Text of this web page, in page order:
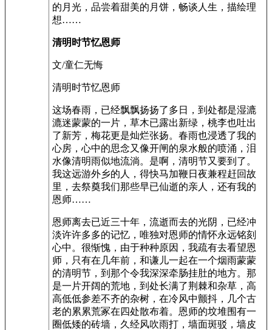
的月光，品尝着甜美的月饼，畅谈人生，描绘理
想……
清明时节忆恩师
文/童仁无悔
清明时节忆恩师
这场春雨，已经飘飘扬扬了多日，到处都是湿漉
漉迷蒙蒙的一片，草木已露出新绿，桃李也吐出
了新芳，梅花更是灿烂张扬。春雨也浸透了我的
心房，心中的思念又像开闸的泉水般的喷涌，泪
水像清明雨似地流淌。是啊，清明节又要到了。
我这远游外乡的人，得快马加鞭日夜兼程赶回故
里，去祭奠我们那些早已仙逝的亲人，还有我的
恩师……
恩师离去已近三十年，流逝而去的光阴，已经冲
淡许许多多的记忆，唯独对恩师的情怀永远铭刻
心中。很惭愧，由于种种原因，我疏有去看望恩
师，只有在几年前，和谦儿一起在一个烟雨蒙蒙
的清明节，到那个令我深深牵肠挂肚的地方。那
是一片开阔的荒地，到处长满了荆棘和杂草，高
高低低参差不齐的杂树，在冷风中颤抖，几个古
老的累累荒冢在四处散布着。恩师的坟堆围有一
圈低矮的砖墙，久经风吹雨打，墙面斑驳，墙皮